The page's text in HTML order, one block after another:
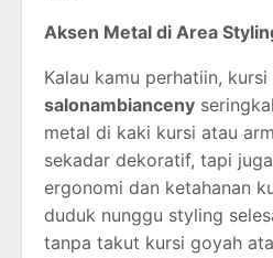
Aksen Metal di Area
Kalau kamu perhatiin,
salonambianceny
metal di kaki kursi atau
sekadar dekoratif, tapi
ergonomi dan ketahanan
duduk nunggu styling
tanpa takut kursi goyah